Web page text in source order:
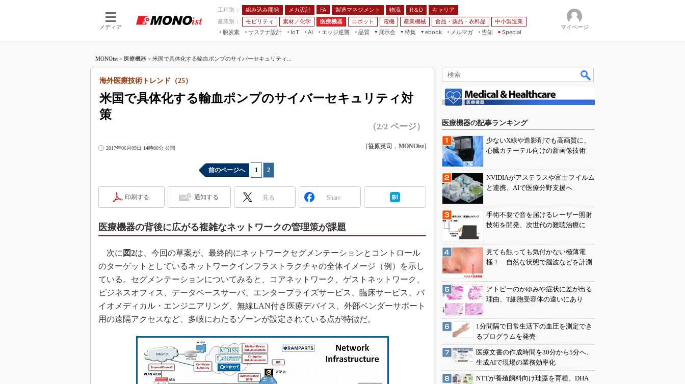
メディア
工程別： 組み込み開発 メカ設計 FA 製造マネジメント 物流 R＆D
キャリア
産業別：
モビリティ 素材／化学 医療機器 ロボット 電機 産業機械 食品・薬品・衣料品
中小製造業
脱炭素
サステナ設計
IoT
つながる工場
AI
AI×設備保全
エッジ逆襲 品質
展示会
JIMTOF
IIFES
日本ものづくりワールド
AUTOMOTIVE WORLD
産業オープンネット展
特集
フィールドサービス
ISO26262
3Dプリンタ
S＆OP
インダストリー4.0
イノベーション
製造業ビッグデータ
知財マネジメント
ebook
モビリティ
メルマガ
告知 Special
マイページ
MONOist > 医療機器 > 米国で具体化する輸血ポンプのサイバーセキュリティ...
米国で具体化する輸血ポンプのサイバーセキュリティ対
策
海外医療技術トレンド（25）
（2/2 ページ）
2017年06月09日 14時00分 公開 [笹原英司 ， MONOist]
前のページへ 1 2
印刷する 通知する 見る Share
医療機器の背後に広がる複雑なネットワークの管理策が課題
次に 図2は、今回の草案が、最終的にネットワークセグメンテーションとコントロール
のターゲットとしているネットワークインフラストラクチャの全体イメージ（例）を示し
ている。セグメンテーションについてみると、コアネットワーク、ゲストネットワーク、
ビジネスオフィス、データベースサーバ、エンタープライズサービス、臨床サービス、バ
イオメディカル・エンジニアリング、無線LAN付き医療デバイス、外部ベンダーサポート
用の遠隔アクセスなど、多岐にわたるゾーンが設定されている点が特徴だ。
医療機器の記事ランキング
少ないX線や造影剤でも高画質に、
心臓カテーテル向けの新画像技術
NVIDIAがアステラスや富士フイルム
と連携、AIで医療分野支援へ
手術不要で音を届けるレーザー照射
技術を開発、次世代の難聴治療に
見ても触っても気付かない極薄電
極！ 自然な状態で脳波などを計測
アトピーのかゆみや症状に差が出る
理由、T細胞受容体の違いにあり
1分間隔で日常生活下の血圧を測定でき
るプログラムを発売
医療文書の作成時間を30分から5分へ、
生成AIで現場の業務効率化
NTTが養殖飼料向け珪藻を育種、DHA